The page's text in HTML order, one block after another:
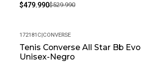
$479.990$529.990
-41%
172181C|CONVERSE
Tenis Converse All Star Bb Evo
Unisex-Negro